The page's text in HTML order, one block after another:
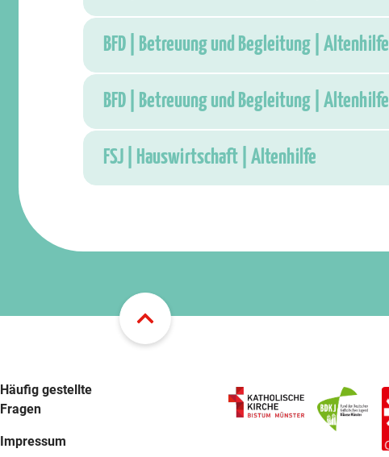
BFD | Betreuung und Begleitung | Altenhilfe
BFD | Betreuung und Begleitung | Altenhilfe
FSJ | Hauswirtschaft | Altenhilfe
Häufig gestellte
Fragen
Impressum